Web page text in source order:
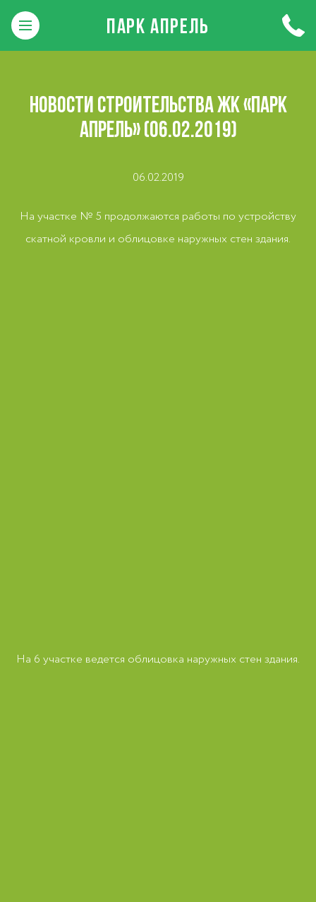
ПАРК АПРЕЛЬ
НОВОСТИ СТРОИТЕЛЬСТВА ЖК «ПАРК
АПРЕЛЬ» (06.02.2019)
06.02.2019
На участке № 5 продолжаются работы по устройству
скатной кровли и облицовке наружных стен здания.
На 6 участке ведется облицовка наружных стен здания.